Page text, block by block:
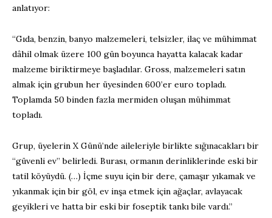
anlatıyor:
“Gıda, benzin, banyo malzemeleri, telsizler, ilaç ve mühimmat
dâhil olmak üzere 100 gün boyunca hayatta kalacak kadar
malzeme biriktirmeye başladılar. Gross, malzemeleri satın
almak için grubun her üyesinden 600’er euro topladı.
Toplamda 50 binden fazla mermiden oluşan mühimmat
topladı.
Grup, üyelerin X Günü’nde aileleriyle birlikte sığınacakları bir
“güvenli ev” belirledi. Burası, ormanın derinliklerinde eski bir
tatil köyüydü. (…) İçme suyu için bir dere, çamaşır yıkamak ve
yıkanmak için bir göl, ev inşa etmek için ağaçlar, avlayacak
geyikleri ve hatta bir eski bir foseptik tankı bile vardı.”